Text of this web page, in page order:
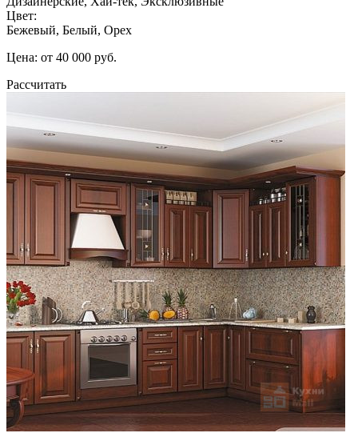
Цвет:
Бежевый, Белый, Орех
Цена: от 40 000 руб.
Рассчитать